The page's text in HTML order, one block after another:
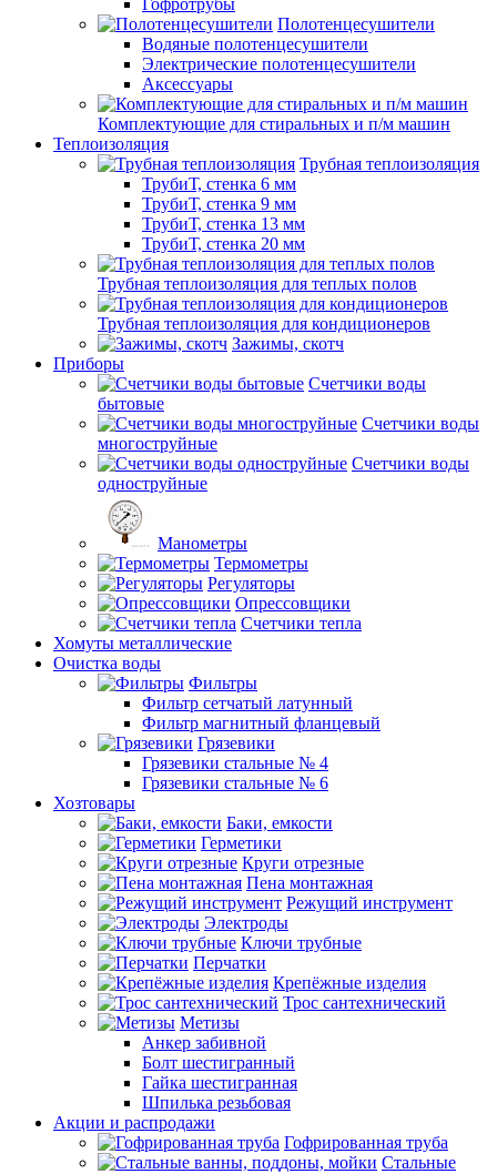
Полотенцесушители
Водяные полотенцесушители
Электрические полотенцесушители
Аксессуары
Комплектующие для стиральных и п/м машин
Теплоизоляция
Трубная теплоизоляция
ТрубиТ, стенка 6 мм
ТрубиТ, стенка 9 мм
ТрубиТ, стенка 13 мм
ТрубиТ, стенка 20 мм
Трубная теплоизоляция для теплых полов
Трубная теплоизоляция для кондиционеров
Зажимы, скотч
Приборы
Счетчики воды
бытовые
Счетчики воды
многоструйные
Счетчики воды
одноструйные
Манометры
Термометры
Регуляторы
Опрессовщики
Счетчики тепла
Хомуты металлические
Очистка воды
Фильтры
Фильтр сетчатый латунный
Фильтр магнитный фланцевый
Грязевики
Грязевики стальные № 4
Грязевики стальные № 6
Хозтовары
Баки, емкости
Герметики
Круги отрезные
Пена монтажная
Режущий инструмент
Электроды
Ключи трубные
Перчатки
Крепёжные изделия
Трос сантехнический
Метизы
Анкер забивной
Болт шестигранный
Гайка шестигранная
Шпилька резьбовая
Акции и распродажи
Гофрированная труба
Стальные